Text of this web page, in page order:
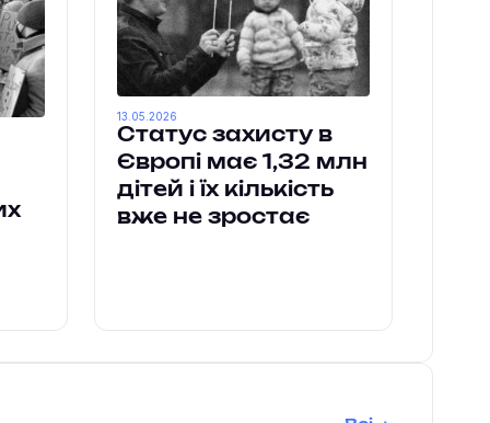
Статус захисту в
Європі має 1,32 млн
дітей і їх кількість
вже не зростає
13.05.2026